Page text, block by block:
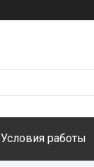
Условия работы